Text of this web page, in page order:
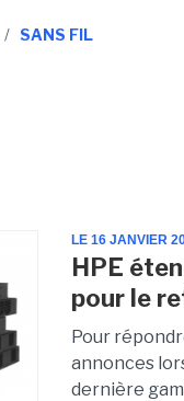
/ SANS FIL
LE 16 JANVIER
HPE
pour le
Pour
annonces
dernière